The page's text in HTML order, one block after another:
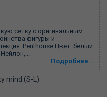
сетку с оригинальным
фигуры и
Penthouse Цвет: белый
Подробнее...
mind (S-L).